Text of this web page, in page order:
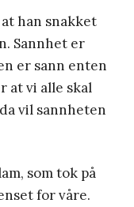
han snakket
Sannhet er
er sann enten
at vi alle skal
vil sannheten
som tok på
for våre.